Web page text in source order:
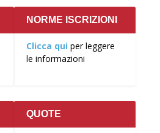
NORME ISCRIZIONI
Clicca qui per leggere
le informazioni
QUOTE